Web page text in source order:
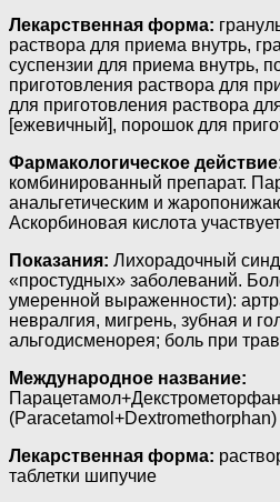
Лекарственная форма:
раствора для приема внутрь,
суспензии для приема внутрь,
приготовления раствора для
для приготовления раствора
[ежевичный], порошок для
Фармакологическое
комбинированный препарат.
анальгетическим и
Аскорбиновая кислота
Показания: Лихорадочный
«простудных» заболеваний.
умеренной выраженности):
невралгия, мигрень, зубная и
альгодисменорея; боль при
Международное название:
Парацетамол+Декстрометорфан
(Paracetamol+Dextromethorphan)
Лекарственная форма:
таблетки шипучие